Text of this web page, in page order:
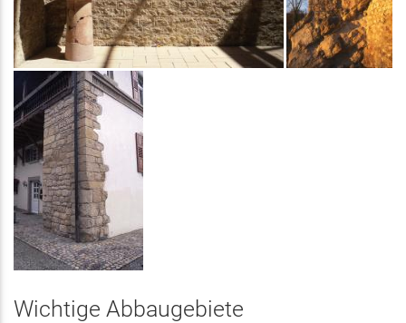
Wichtige Abbaugebiete